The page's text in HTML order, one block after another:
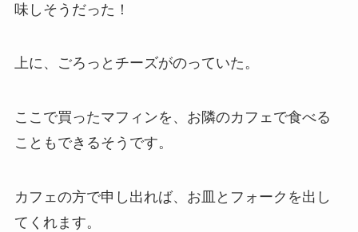
味しそうだった！
上に、ごろっとチーズがのっていた。
ここで買ったマフィンを、お隣のカフェで食べる
こともできるそうです。
カフェの方で申し出れば、お皿とフォークを出し
てくれます。